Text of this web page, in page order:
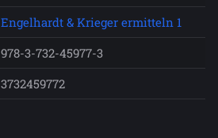
Engelhardt & Krieger ermitteln 1
978-3-732-45977-3
3732459772